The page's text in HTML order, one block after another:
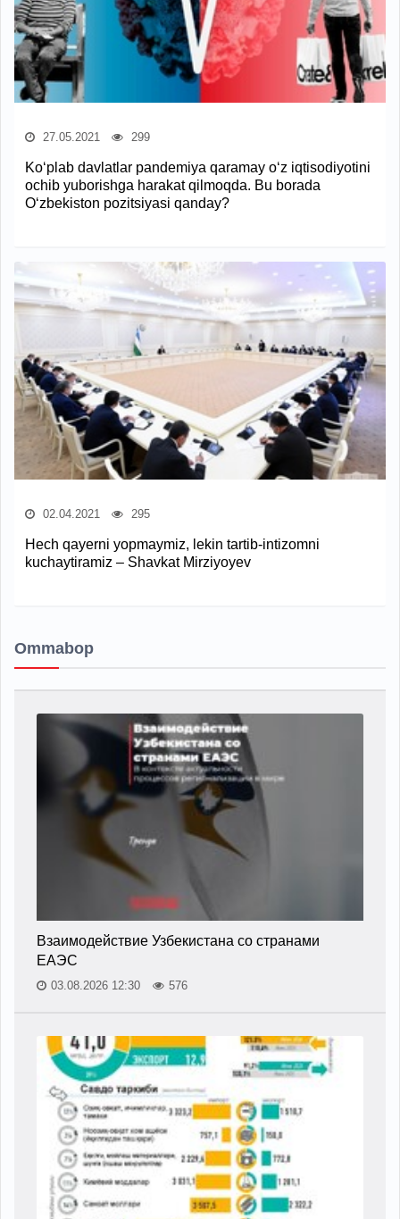
27.05.2021 299
Ko‘plab davlatlar pandemiya qaramay o‘z iqtisodiyotini
ochib yuborishga harakat qilmoqda. Bu borada
O‘zbekiston pozitsiyasi qanday?
02.04.2021 295
Hech qayerni yopmaymiz, lekin tartib-intizomni
kuchaytiramiz – Shavkat Mirziyoyev
Ommabop
Взаимодействие Узбекистана со странами
ЕАЭС
03.08.2026 12:30 576